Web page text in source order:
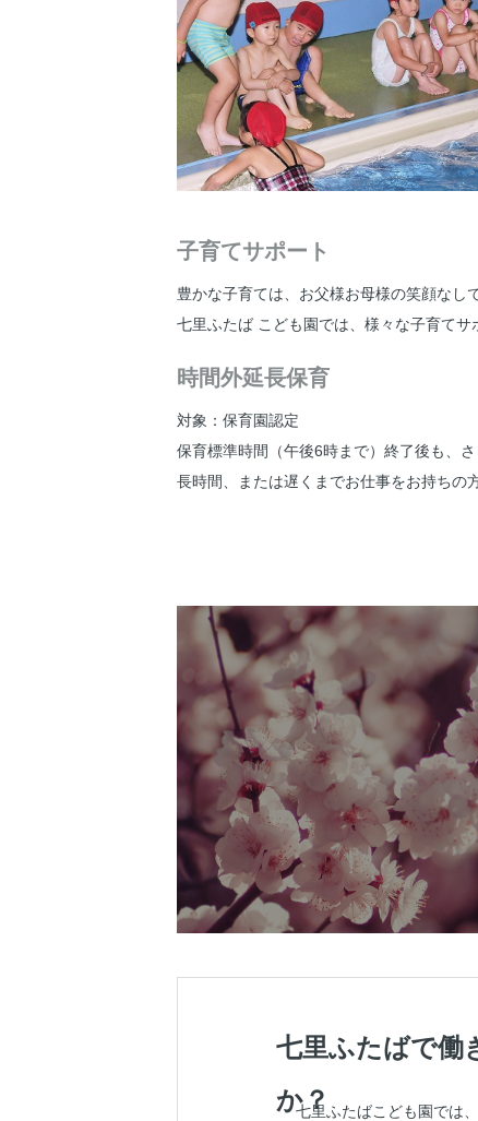
子育てサポート
豊かな子育ては、お父様お母様の笑顔なし
七里ふたば こども園では、様々な子育てサ
時間外延長保育
対象：保育園認定
保育標準時間（午後6時まで）終了後も、
長時間、または遅くまでお仕事をお持ちの
七里ふたばで働
か？
七里ふたばこども園では